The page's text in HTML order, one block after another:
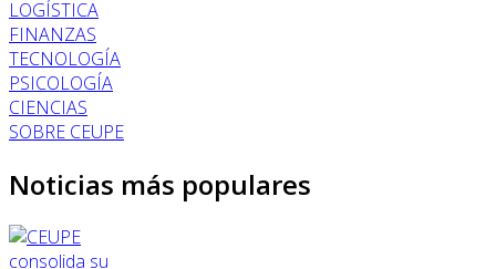
LOGÍSTICA
FINANZAS
TECNOLOGÍA
PSICOLOGÍA
CIENCIAS
SOBRE CEUPE
Noticias más populares